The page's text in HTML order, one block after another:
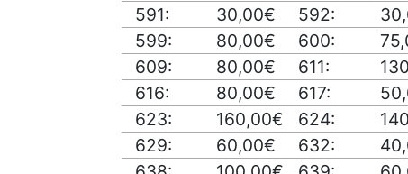
591:
30,00€ 592:
599:
80,00€ 600:
609:
80,00€ 611:
616:
80,00€ 617:
623:
160,00€ 624:
629:
60,00€ 632: